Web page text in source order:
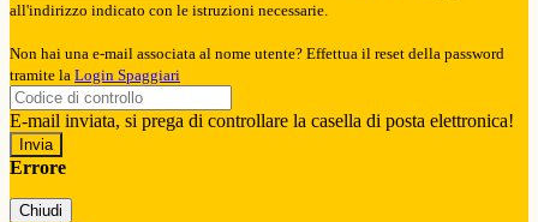
all'indirizzo indicato con le istruzioni necessarie.
Non hai una e-mail associata al nome utente? Effettua il reset della password
tramite la Login Spaggiari
E-mail inviata, si prega di controllare la casella di posta elettronica!
Errore
Chiudi